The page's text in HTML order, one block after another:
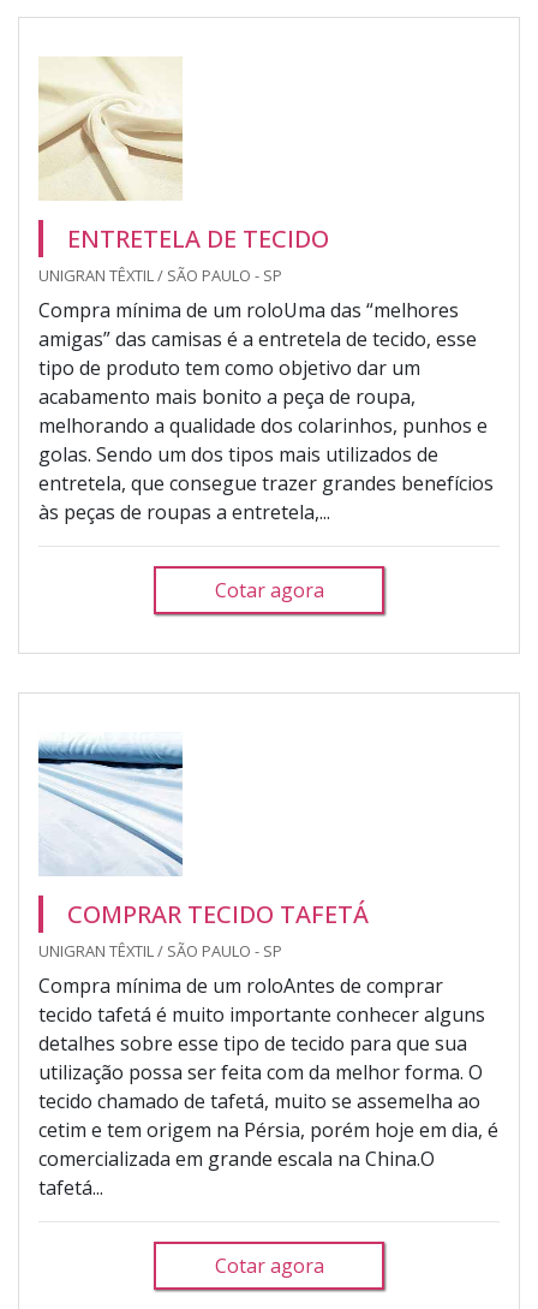
ENTRETELA DE TECIDO
UNIGRAN TÊXTIL / SÃO PAULO - SP
Compra mínima de um roloUma das “melhores
amigas” das camisas é a entretela de tecido, esse
tipo de produto tem como objetivo dar um
acabamento mais bonito a peça de roupa,
melhorando a qualidade dos colarinhos, punhos e
golas. Sendo um dos tipos mais utilizados de
entretela, que consegue trazer grandes benefícios
às peças de roupas a entretela,...
Cotar agora
COMPRAR TECIDO TAFETÁ
UNIGRAN TÊXTIL / SÃO PAULO - SP
Compra mínima de um roloAntes de comprar
tecido tafetá é muito importante conhecer alguns
detalhes sobre esse tipo de tecido para que sua
utilização possa ser feita com da melhor forma. O
tecido chamado de tafetá, muito se assemelha ao
cetim e tem origem na Pérsia, porém hoje em dia, é
comercializada em grande escala na China.O
tafetá...
Cotar agora